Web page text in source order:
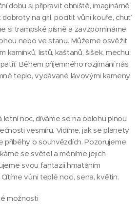
dobu si připravit ohniště, imaginárně
na gril, pocítit vůni kouře, chuť
si trampské písně a zavzpomínáme
nebo ve stanu. Můžeme osvěžit
kamínků, listů, kaštanů, šišek, mechu
Během příjemného rozjímání nás
teplo, vydávané lávovými kameny.
letní noc, díváme se na oblohu plnou
vesmíru. Vidíme, jak se planety
příběhy o souhvězdích. Pozorujeme
se světel a měníme jejich
svou fantazii hmatáním
vůni teplé noci, sena, květin.
možnosti